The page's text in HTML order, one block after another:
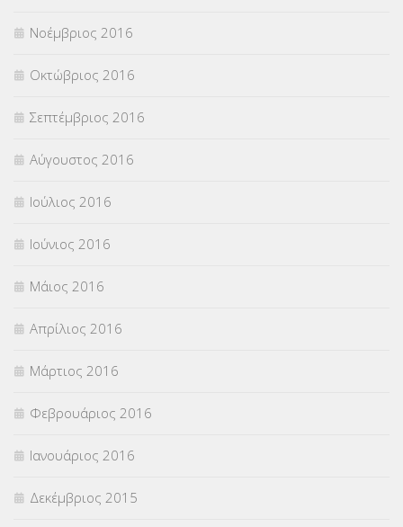
Νοέμβριος 2016
Οκτώβριος 2016
Σεπτέμβριος 2016
Αύγουστος 2016
Ιούλιος 2016
Ιούνιος 2016
Μάιος 2016
Απρίλιος 2016
Μάρτιος 2016
Φεβρουάριος 2016
Ιανουάριος 2016
Δεκέμβριος 2015